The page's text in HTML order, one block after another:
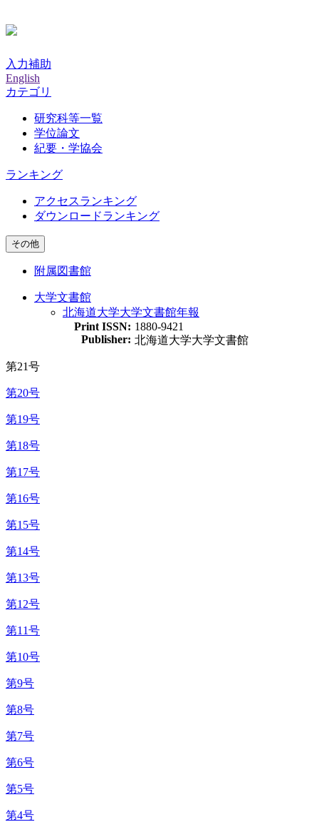
入力補助
English
カテゴリ
研究科等一覧
学位論文
紀要・学協会
ランキング
アクセスランキング
ダウンロードランキング
その他
附属図書館
大学文書館
北海道大学大学文書館年報
Print ISSN: 1880-9421
Publisher: 北海道大学大学文書館
第21号
第20号
第19号
第18号
第17号
第16号
第15号
第14号
第13号
第12号
第11号
第10号
第9号
第8号
第7号
第6号
第5号
第4号